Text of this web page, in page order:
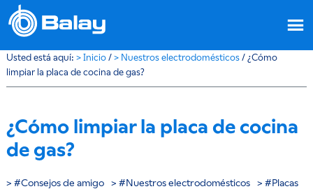
Usted está aquí: > Inicio / > Nuestros electrodomésticos /¿Cómo
limpiar la placa de cocina de gas?
¿Cómo limpiar la placa de cocina
de gas?
Consejos de amigo Nuestros electrodomésticos
Placas